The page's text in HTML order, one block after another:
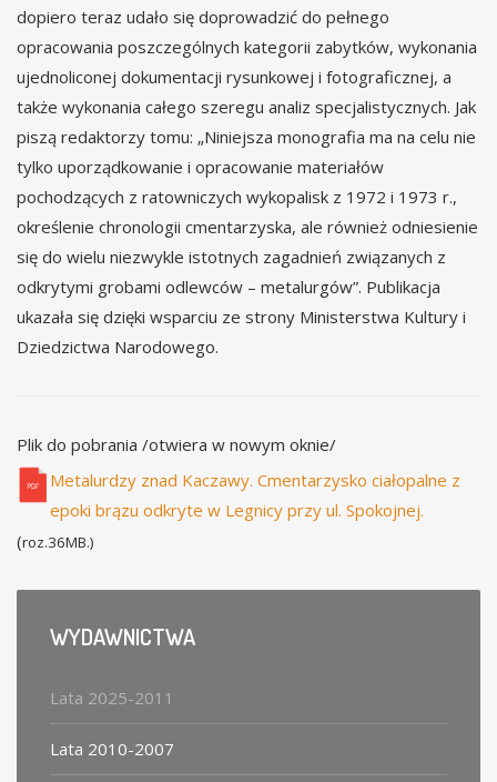
dopiero teraz udało się doprowadzić do pełnego
opracowania poszczególnych kategorii zabytków, wykonania
ujednoliconej dokumentacji rysunkowej i fotograficznej, a
także wykonania całego szeregu analiz specjalistycznych. Jak
piszą redaktorzy tomu: „Niniejsza monografia ma na celu nie
tylko uporządkowanie i opracowanie materiałów
pochodzących z ratowniczych wykopalisk z 1972 i 1973 r.,
określenie chronologii cmentarzyska, ale również odniesienie
się do wielu niezwykle istotnych zagadnień związanych z
odkrytymi grobami odlewców – metalurgów”. Publikacja
ukazała się dzięki wsparciu ze strony Ministerstwa Kultury i
Dziedzictwa Narodowego.
Plik do pobrania /otwiera w nowym oknie/
Metalurdzy znad Kaczawy. Cmentarzysko ciałopalne z
epoki brązu odkryte w Legnicy przy ul. Spokojnej.
(roz.36MB.)
WYDAWNICTWA
Lata 2025-2011
Lata 2010-2007